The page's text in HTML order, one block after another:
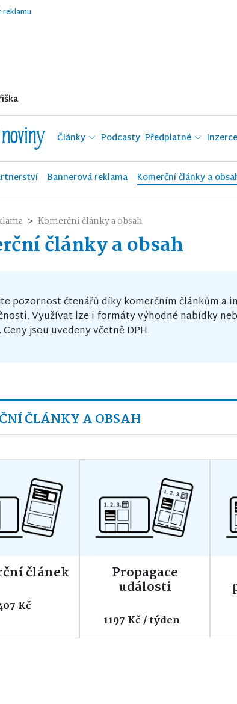
Články Podcasty Předplatné Inzerce
Bannerová reklama Komerční články a
Komerční články a obsah
články a obsah
pozornost čtenářů díky komerčním článkům a
Využívat lze i formáty výhodné nabídky
jsou uvedeny včetně DPH.
ČLÁNKY A OBSAH
článek
Kč
Propagace
události
1197 Kč / týden